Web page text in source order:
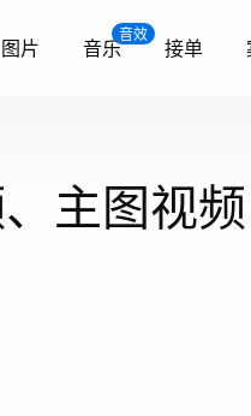
图片
音效
音乐 接单
主图视频